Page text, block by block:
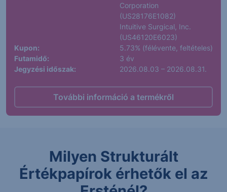
Corporation
(US28176E1082)
Intuitive Surgical, Inc.
(US46120E6023)
Kupon:
5.73% (félévente, feltételes)
Futamidő:
3 év
Jegyzési időszak:
2026.08.03 – 2026.08.31.
További információ a termékről
Milyen Strukturált
Értékpapírok érhetők el az